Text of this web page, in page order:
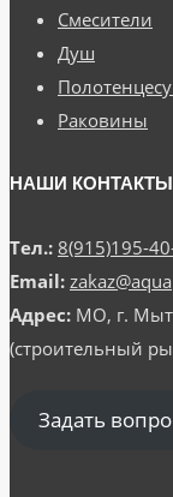
Смесители
Душ
Раковины
НАШИ КОНТАКТЫ
Тел.: 8(915)195-
Email:
Адрес: МО, г.
(строительный
Задать